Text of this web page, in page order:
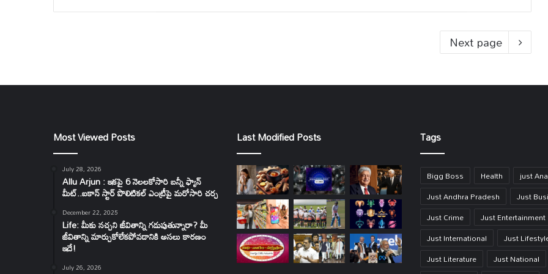
Next page
Most Viewed Posts
July 28, 2026
Allu Arjun : ఇకపై 6 నెలలకోసారి బన్నీ ఫ్యాన్
మీట్..ఐకాన్ స్టార్ పొలిటికల్ ఎంట్రీపై మరోసారి చర్చ
December 22, 2025
Life: మీకు నచ్చని జీవితాన్ని గడుపుతున్నారా? మీ
జీవితాన్ని మార్చుకోలేకపోవడానికి అసలు కారణం
ఇదే!
July 26, 2026
Last Modified Posts Tags
Bigg Boss Health
just
Just Andhra Pradesh
Just
Just Crime
Just Entertainment
Just International
Just
Just Literature
Just National